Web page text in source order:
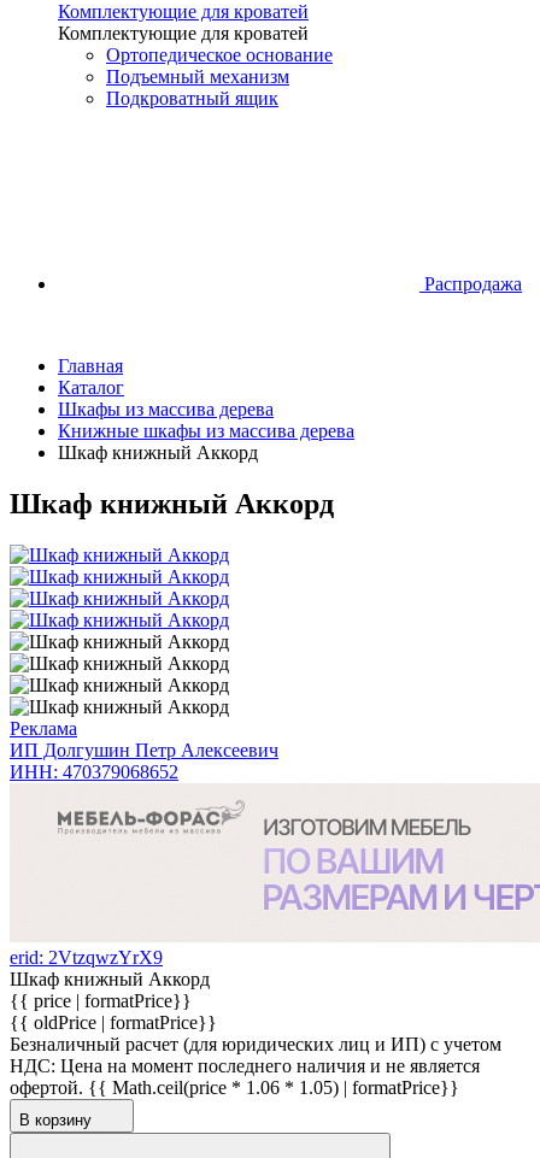
Комплектующие для кроватей
Комплектующие для кроватей
Ортопедическое основание
Подъемный механизм
Подкроватный ящик
Распродажа
Главная
Каталог
Шкафы из массива дерева
Книжные шкафы из массива дерева
Шкаф книжный Аккорд
Шкаф книжный Аккорд
Реклама
ИП Долгушин Петр Алексеевич
ИНН: 470379068652
erid: 2VtzqwzYrX9
Шкаф книжный Аккорд
{{ price | formatPrice}}
{{ oldPrice | formatPrice}}
Безналичный расчет (для юридических лиц и ИП) с учетом
НДС: Цена на момент последнего наличия и не является
офертой. {{ Math.ceil(price * 1.06 * 1.05) | formatPrice}}
В корзину